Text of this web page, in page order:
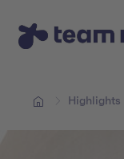
Highlights